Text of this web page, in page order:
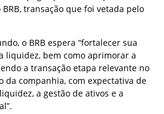
transação que foi vetada pelo
o BRB espera “fortalecer sua
liquidez, bem como aprimorar a
a transação etapa relevante no
da companhia, com expectativa de
a gestão de ativos e a